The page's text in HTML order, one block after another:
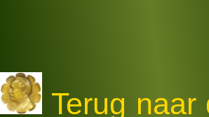
Terug